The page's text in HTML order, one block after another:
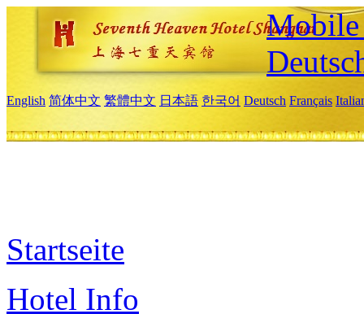
Mobile
English 简体中文 繁體中文 日本語 한국어 Deutsch Français
Startseite
Hotel Info